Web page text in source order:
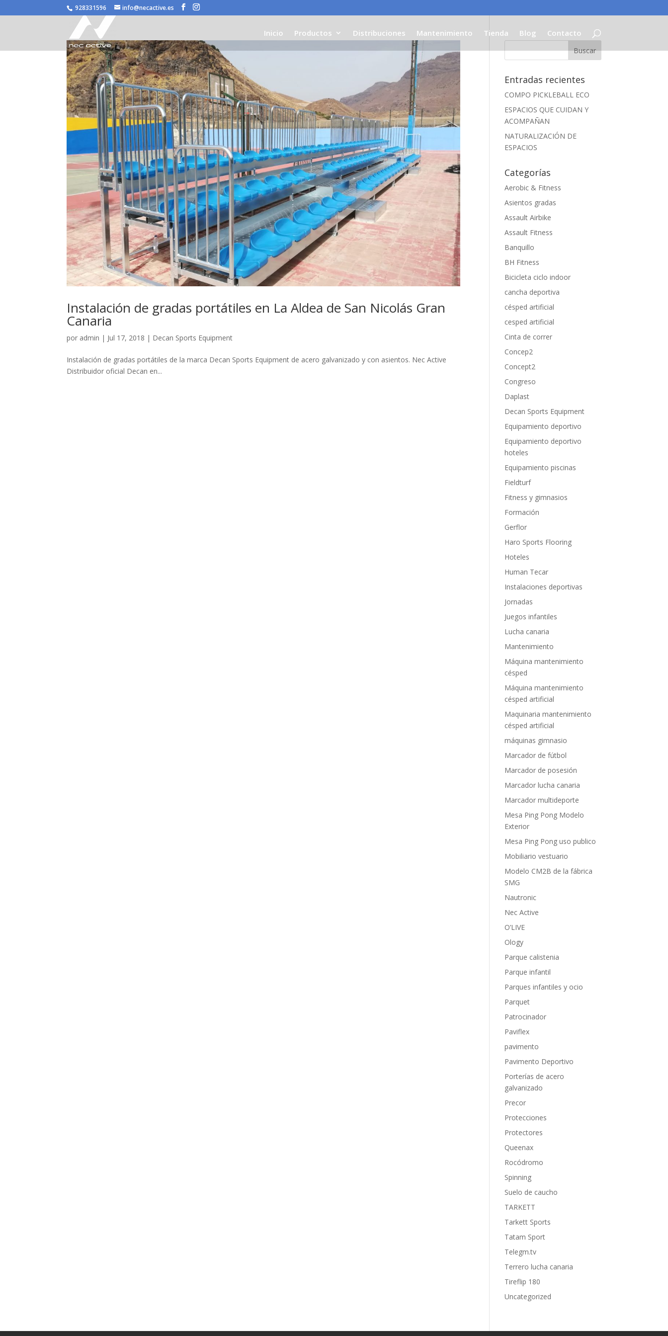
/* JS para menú plegable móvil Divi */
928331596 info@necactive.es
Inicio Productos Distribuciones Mantenimiento Tienda Blog Contacto
Instalación de gradas portátiles en La Aldea de San Nicolás Gran
Canaria
por admin | Jul 17, 2018 | Decan Sports Equipment
Instalación de gradas portátiles de la marca Decan Sports Equipment de acero galvanizado y con asientos. Nec Active
Distribuidor oficial Decan en...
Entradas recientes
COMPO PICKLEBALL ECO
ESPACIOS QUE CUIDAN Y
ACOMPAÑAN
NATURALIZACIÓN DE
ESPACIOS
Categorías
Aerobic & Fitness
Asientos gradas
Assault Airbike
Assault Fitness
Banquillo
BH Fitness
Bicicleta ciclo indoor
cancha deportiva
césped artificial
cesped artificial
Cinta de correr
Concep2
Concept2
Congreso
Daplast
Decan Sports Equipment
Equipamiento deportivo
Equipamiento deportivo
hoteles
Equipamiento piscinas
Fieldturf
Fitness y gimnasios
Formación
Gerflor
Haro Sports Flooring
Hoteles
Human Tecar
Instalaciones deportivas
Jornadas
Juegos infantiles
Lucha canaria
Mantenimiento
Máquina mantenimiento
césped
Máquina mantenimiento
césped artificial
Maquinaria mantenimiento
césped artificial
máquinas gimnasio
Marcador de fútbol
Marcador de posesión
Marcador lucha canaria
Marcador multideporte
Mesa Ping Pong Modelo
Exterior
Mesa Ping Pong uso publico
Mobiliario vestuario
Modelo CM2B de la fábrica
SMG
Nautronic
Nec Active
O’LIVE
Ology
Parque calistenia
Parque infantil
Parques infantiles y ocio
Parquet
Patrocinador
Paviflex
pavimento
Pavimento Deportivo
Porterías de acero
galvanizado
Precor
Protecciones
Protectores
Queenax
Rocódromo
Spinning
Suelo de caucho
TARKETT
Tarkett Sports
Tatam Sport
Telegm.tv
Terrero lucha canaria
Tireflip 180
Uncategorized